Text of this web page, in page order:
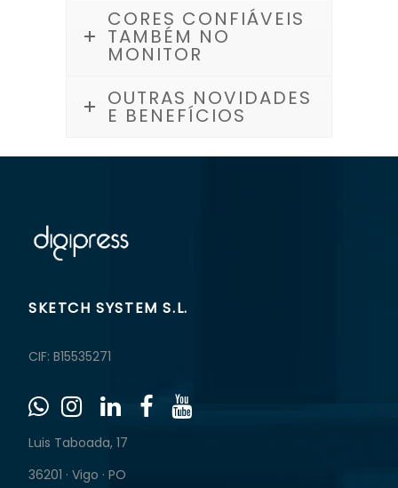
CORES CONFIÁVEIS
TAMBÉM NO
MONITOR
OUTRAS NOVIDADES
E BENEFÍCIOS
SKETCH SYSTEM S.L.
CIF: B15535271
Luis Taboada, 17
36201 · Vigo · PO